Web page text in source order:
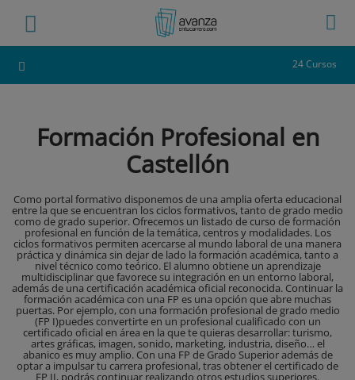
24 Cursos
Formación Profesional en
Castellón
Como portal formativo disponemos de una amplia oferta educacional
entre la que se encuentran los ciclos formativos, tanto de grado medio
como de grado superior. Ofrecemos un listado de curso de formación
profesional en función de la temática, centros y modalidades. Los
ciclos formativos permiten acercarse al mundo laboral de una manera
práctica y dinámica sin dejar de lado la formación académica, tanto a
nivel técnico como teórico. El alumno obtiene un aprendizaje
multidisciplinar que favorece su integración en un entorno laboral,
además de una certificación académica oficial reconocida. Continuar la
formación académica con una FP es una opción que abre muchas
puertas. Por ejemplo, con una formación profesional de grado medio
(FP I)puedes convertirte en un profesional cualificado con un
certificado oficial en área en la que te quieras desarrollar: turismo,
artes gráficas, imagen, sonido, marketing, industria, diseño… el
abanico es muy amplio. Con una FP de Grado Superior además de
optar a impulsar tu carrera profesional, tras obtener el certificado de
FP II, podrás continuar realizando otros estudios superiores.